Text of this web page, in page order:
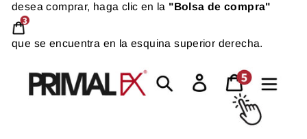
desea comprar, haga clic en la "Bolsa de compra"
que se encuentra en la esquina superior derecha.